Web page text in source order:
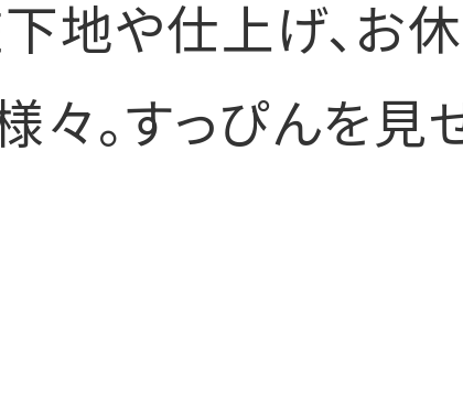
地や仕上げ、お
々。すっぴんを見